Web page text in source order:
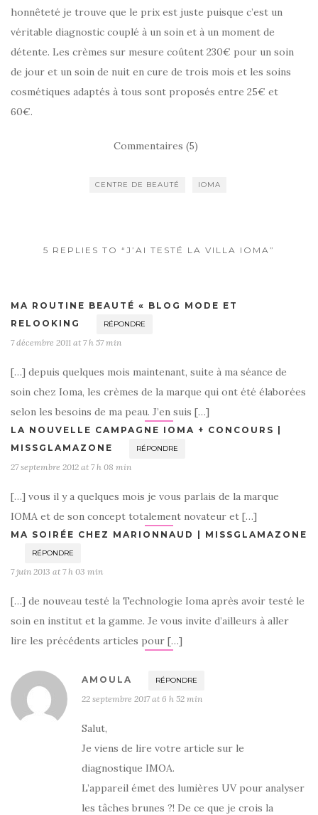
honnêteté je trouve que le prix est juste puisque c’est un
véritable diagnostic couplé à un soin et à un moment de
détente. Les crèmes sur mesure coûtent 230€ pour un soin
de jour et un soin de nuit en cure de trois mois et les soins
cosmétiques adaptés à tous sont proposés entre 25€ et
60€.
Commentaires (5)
CENTRE DE BEAUTÉ IOMA
5 REPLIES TO “J’AI TESTÉ LA VILLA IOMA”
MA ROUTINE BEAUTÉ « BLOG MODE ET
RELOOKING
RÉPONDRE
7 décembre 2011 at 7 h 57 min
[…] depuis quelques mois maintenant, suite à ma séance de
soin chez Ioma, les crèmes de la marque qui ont été élaborées
selon les besoins de ma peau. J’en suis […]
LA NOUVELLE CAMPAGNE IOMA + CONCOURS |
MISSGLAMAZONE
RÉPONDRE
27 septembre 2012 at 7 h 08 min
[…] vous il y a quelques mois je vous parlais de la marque
IOMA et de son concept totalement novateur et […]
MA SOIRÉE CHEZ MARIONNAUD | MISSGLAMAZONE
RÉPONDRE
7 juin 2013 at 7 h 03 min
[…] de nouveau testé la Technologie Ioma après avoir testé le
soin en institut et la gamme. Je vous invite d’ailleurs à aller
lire les précédents articles pour […]
AMOULA RÉPONDRE
22 septembre 2017 at 6 h 52 min
Salut,
Je viens de lire votre article sur le
diagnostique IMOA.
L’appareil émet des lumières UV pour analyser
les tâches brunes ?! De ce que je crois la